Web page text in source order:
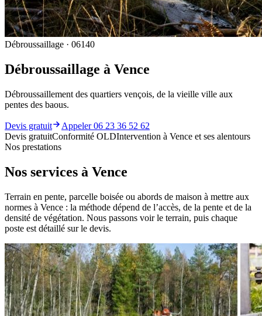
Débroussaillage · 06140
Débroussaillage à Vence
Débroussaillement des quartiers vençois, de la vieille ville aux
pentes des baous.
Devis gratuit
Appeler 06 23 36 52 62
Devis gratuitConformité OLDIntervention à Vence et ses alentours
Nos prestations
Nos services à Vence
Terrain en pente, parcelle boisée ou abords de maison à mettre aux
normes à Vence : la méthode dépend de l’accès, de la pente et de la
densité de végétation. Nous passons voir le terrain, puis chaque
poste est détaillé sur le devis.